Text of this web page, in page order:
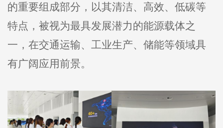
的重要组成部分，以其清洁、高效、低碳等
特点，被视为最具发展潜力的能源载体之
一，在交通运输、工业生产、储能等领域具
有广阔应用前景。